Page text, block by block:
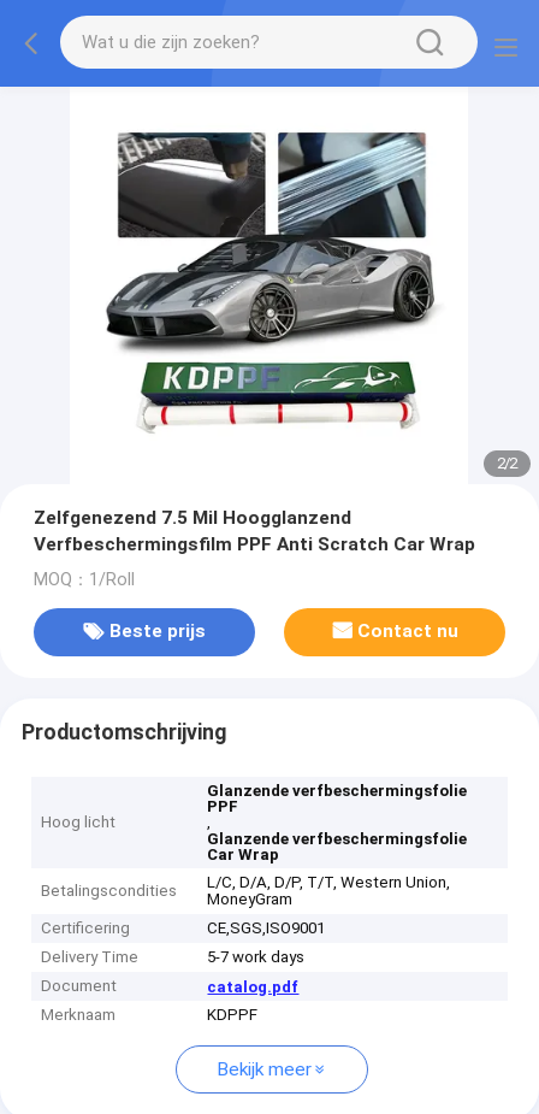
2/2
Zelfgenezend 7.5 Mil Hoogglanzend
Verfbeschermingsfilm PPF Anti Scratch Car Wrap
MOQ：1/Roll
Beste prijs Contact nu
Productomschrijving
Hoog licht
Glanzende verfbeschermingsfolie
PPF
,
Glanzende verfbeschermingsfolie
Car Wrap
Betalingscondities
L/C, D/A, D/P, T/T, Western Union,
MoneyGram
Certificering
CE,SGS,ISO9001
Delivery Time
5-7 work days
Document
catalog.pdf
Merknaam
KDPPF
Bekijk meer